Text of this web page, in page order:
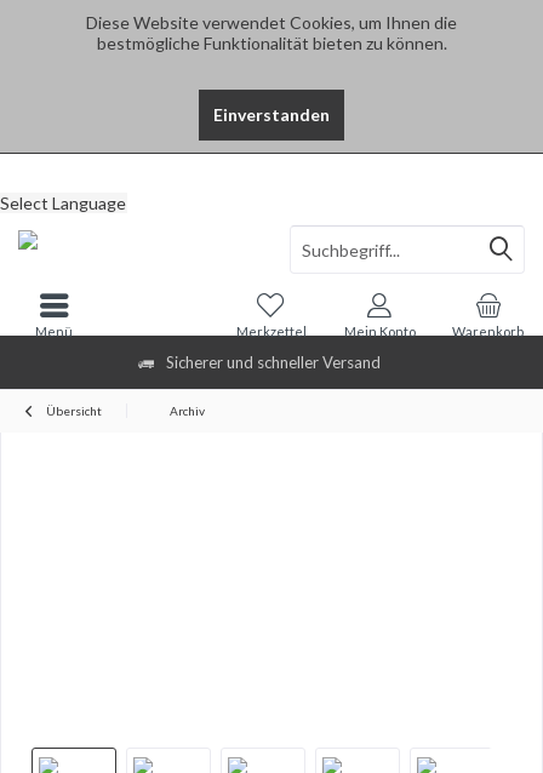
Diese Website verwendet Cookies, um Ihnen die
bestmögliche Funktionalität bieten zu können.
Einverstanden
Sicherer und schneller Versand
Select Language
Warenkorb
Merkzettel Mein Konto
Menü
Übersicht Archiv